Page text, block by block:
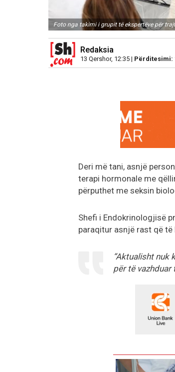
Foto nga takimi i grupit të ekspertëve për
Redaksia
13 Qershor, 12:35 | Përditesimi:
Deri më tani, asnjë
terapi hormonale me
përputhet me seksin
Shefi i Endokrinologjisë
paraqitur asnjë rast që
“Aktualisht nuk
për të vazhduar